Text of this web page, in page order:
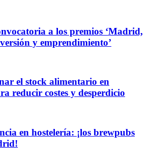
a los premios ‘Madrid,
y emprendimiento’
el stock alimentario en
reducir costes y desperdicio
en hostelería: ¡los brewpubs